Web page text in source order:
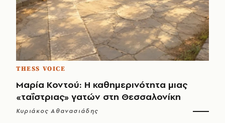
THESS VOICE
Μαρία Κοντού: Η καθημερινότητα μιας
«ταΐστριας» γατών στη Θεσσαλονίκη
Κυριάκος Αθανασιάδης